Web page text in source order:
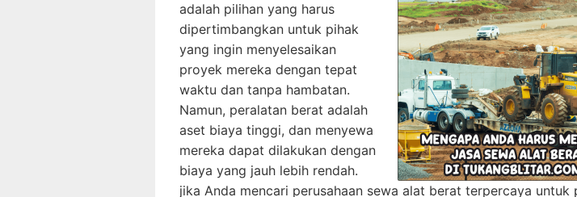
adalah pilihan yang harus
dipertimbangkan untuk pihak
yang ingin menyelesaikan
proyek mereka dengan tepat
waktu dan tanpa hambatan.
Namun, peralatan berat adalah
aset biaya tinggi, dan menyewa
mereka dapat dilakukan dengan
biaya yang jauh lebih rendah.
jika Anda mencari perusahaan sewa alat berat terpercaya untuk